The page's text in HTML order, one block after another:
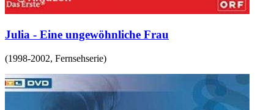
Julia - Eine ungewöhnliche Frau
(1998-2002, Fernsehserie)